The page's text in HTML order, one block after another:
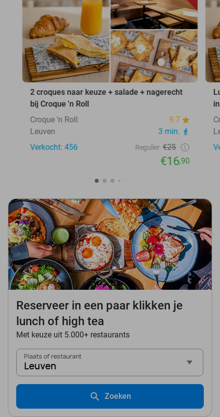
2 croques naar keuze + salade + nagerecht
bij Croque 'n Roll
Croque 'n Roll
9.7
Leuven
3 min.
Verkocht: 456
Regulier €25
€16,90
Reserveer in een paar klikken je
lunch of high tea
Met keuze uit 5.000+ restaurants
Plaats of restaurant
Leuven
Zoeken